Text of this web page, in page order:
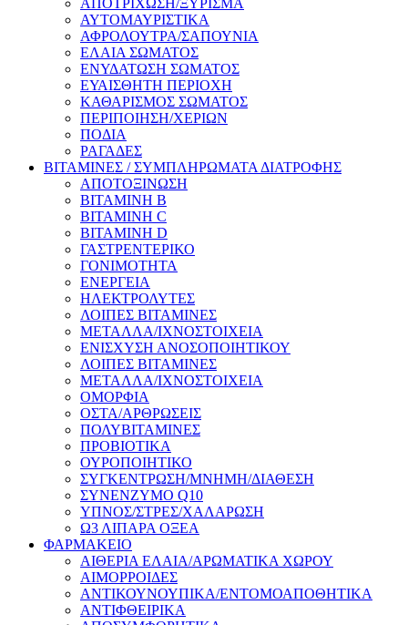
ΑΠΟΤΡΙΧΩΣΗ/ΞΥΡΙΣΜΑ
ΑΥΤΟΜΑΥΡΙΣΤΙΚΑ
ΑΦΡΟΛΟΥΤΡΑ/ΣΑΠΟΥΝΙΑ
ΕΛΑΙΑ ΣΩΜΑΤΟΣ
ΕΝΥΔΑΤΩΣΗ ΣΩΜΑΤΟΣ
ΕΥΑΙΣΘΗΤΗ ΠΕΡΙΟΧΗ
ΚΑΘΑΡΙΣΜΟΣ ΣΩΜΑΤΟΣ
ΠΕΡΙΠΟΙΗΣΗ/ΧΕΡΙΩΝ
ΠΟΔΙΑ
ΡΑΓΑΔΕΣ
ΒΙΤΑΜΙΝΕΣ / ΣΥΜΠΛΗΡΩΜΑΤΑ ΔΙΑΤΡΟΦΗΣ
ΑΠΟΤΟΞΙΝΩΣΗ
ΒΙΤΑΜΙΝΗ Β
ΒΙΤΑΜΙΝΗ C
ΒΙΤΑΜΙΝΗ D
ΓΑΣΤΡΕΝΤΕΡΙΚΟ
ΓΟΝΙΜΟΤΗΤΑ
ΕΝΕΡΓΕΙΑ
ΗΛΕΚΤΡΟΛΥΤΕΣ
ΛΟΙΠΕΣ ΒΙΤΑΜΙΝΕΣ
ΜΕΤΑΛΛΑ/ΙΧΝΟΣΤΟΙΧΕΙΑ
ΕΝΙΣΧΥΣΗ ΑΝΟΣΟΠΟΙΗΤΙΚΟΥ
ΛΟΙΠΕΣ ΒΙΤΑΜΙΝΕΣ
ΜΕΤΑΛΛΑ/ΙΧΝΟΣΤΟΙΧΕΙΑ
ΟΜΟΡΦΙΑ
ΟΣΤΑ/ΑΡΘΡΩΣΕΙΣ
ΠΟΛΥΒΙΤΑΜΙΝΕΣ
ΠΡΟΒΙΟΤΙΚΑ
ΟΥΡΟΠΟΙΗΤΙΚΟ
ΣΥΓΚΕΝΤΡΩΣΗ/ΜΝΗΜΗ/ΔΙΑΘΕΣΗ
ΣΥΝΕΝΖΥΜΟ Q10
ΥΠΝΟΣ/ΣΤΡΕΣ/ΧΑΛΑΡΩΣΗ
Ω3 ΛΙΠΑΡΑ ΟΞΕΑ
ΦΑΡΜΑΚΕΙΟ
ΑΙΘΕΡΙΑ ΕΛΑΙΑ/ΑΡΩΜΑΤΙΚΑ ΧΩΡΟΥ
ΑΙΜΟΡΡΟΙΔΕΣ
ΑΝΤΙΚΟΥΝΟΥΠΙΚΑ/ΕΝΤΟΜΟΑΠΟΘΗΤΙΚΑ
ΑΝΤΙΦΘΕΙΡΙΚΑ